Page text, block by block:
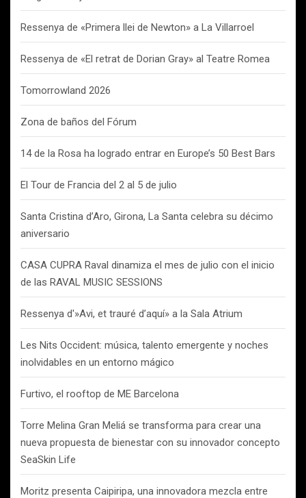
Ressenya de «Primera llei de Newton» a La Villarroel
Ressenya de «El retrat de Dorian Gray» al Teatre Romea
Tomorrowland 2026
Zona de baños del Fórum
14 de la Rosa ha logrado entrar en Europe’s 50 Best Bars
El Tour de Francia del 2 al 5 de julio
Santa Cristina d’Aro, Girona, La Santa celebra su décimo
aniversario
CASA CUPRA Raval dinamiza el mes de julio con el inicio
de las RAVAL MUSIC SESSIONS
Ressenya d'»Avi, et trauré d’aquí» a la Sala Atrium
Les Nits Occident: música, talento emergente y noches
inolvidables en un entorno mágico
Furtivo, el rooftop de ME Barcelona
Torre Melina Gran Meliá se transforma para crear una
nueva propuesta de bienestar con su innovador concepto
SeaSkin Life
Moritz presenta Caipiripa, una innovadora mezcla entre